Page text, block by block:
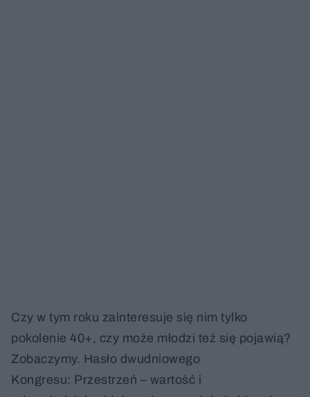
Czy w tym roku zainteresuje się nim tylko
pokolenie 40+, czy może młodzi też się pojawią?
Zobaczymy. Hasło dwudniowego
Kongresu: Przestrzeń – wartość i